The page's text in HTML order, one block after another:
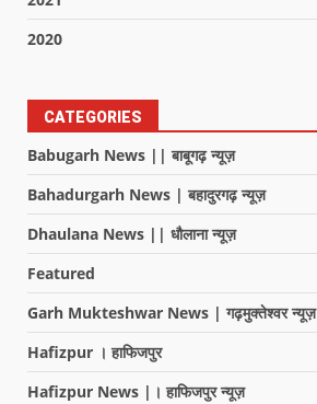
2020
CATEGORIES
Babugarh News || बाबूगढ़ न्यूज़
Bahadurgarh News | बहादुरगढ़ न्यूज़
Dhaulana News || धौलाना न्यूज़
Featured
Garh Mukteshwar News | गढ़मुक्तेश्वर न्यूज़
Hafizpur । हाफिजपुर
Hafizpur News |। हाफिजपुर न्यूज़